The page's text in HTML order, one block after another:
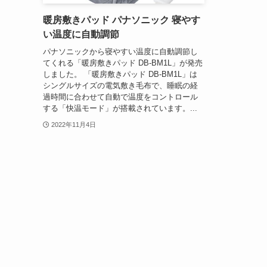
暖房敷きパッド パナソニック 寝やす
い温度に自動調節
パナソニックから寝やすい温度に自動調節し
てくれる「暖房敷きパッド DB-BM1L」が発売
しました。 「暖房敷きパッド DB-BM1L」は
シングルサイズの電気敷き毛布で、睡眠の経
過時間に合わせて自動で温度をコントロール
する「快温モード」が搭載されています。...
2022年11月4日